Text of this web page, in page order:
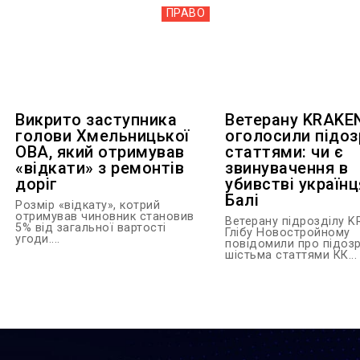
ПРАВО
Викрито заступника
голови Хмельницької
ОВА, який отримував
«відкати» з ремонтів
доріг
Розмір «відкату», котрий
отримував чиновник становив
5% від загальної вартості
угоди....
Ветерану
оголосили
статтями: чи є
звинувачення в
убивстві
Балі
Ветерану підрозділу
Глібу Новостройному
повідомили про
шістьма статтями КК...